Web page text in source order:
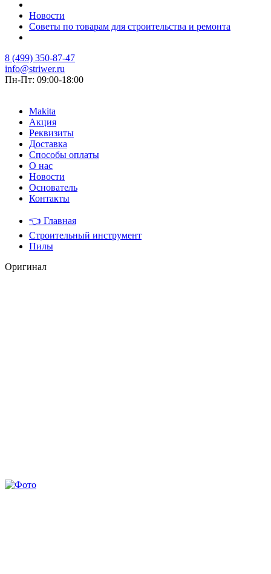
Новости
Советы по товарам для строительства и ремонта
8 (499) 350-87-47
info@striwer.ru
Пн-Пт: 09:00-18:00
Makita
Акция
Реквизиты
Доставка
Способы оплаты
О нас
Новости
Основатель
Контакты
👈 Главная
Строительный инструмент
Пилы
Оригинал